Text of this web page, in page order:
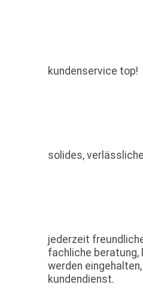
kundenservice top!
solides,
jederzeit
fachliche
werden
kundendienst.